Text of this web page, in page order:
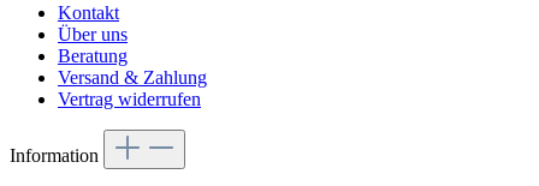
Kontakt
Über uns
Beratung
Versand & Zahlung
Vertrag widerrufen
Information